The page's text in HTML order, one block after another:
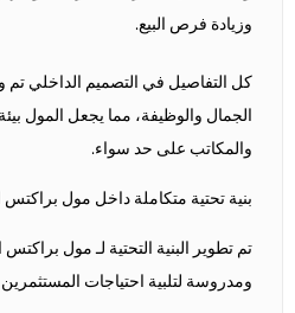
وزيادة فرص البيع.
كل التفاصيل في التصميم الداخلي تم
الجمال والوظيفة، مما يجعل المول بيئة
والمكاتب على حد سواء.
بنية تحتية متكاملة داخل مول
تم تطوير البنية التحتية لـ مول
ومدروسة لتلبية احتياجات